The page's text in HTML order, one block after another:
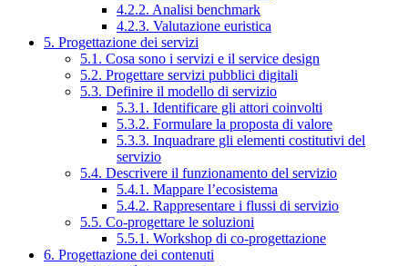
4.2.2. Analisi benchmark
4.2.3. Valutazione euristica
5. Progettazione dei servizi
5.1. Cosa sono i servizi e il service design
5.2. Progettare servizi pubblici digitali
5.3. Definire il modello di servizio
5.3.1. Identificare gli attori coinvolti
5.3.2. Formulare la proposta di valore
5.3.3. Inquadrare gli elementi costitutivi del
servizio
5.4. Descrivere il funzionamento del servizio
5.4.1. Mappare l’ecosistema
5.4.2. Rappresentare i flussi di servizio
5.5. Co-progettare le soluzioni
5.5.1. Workshop di co-progettazione
6. Progettazione dei contenuti